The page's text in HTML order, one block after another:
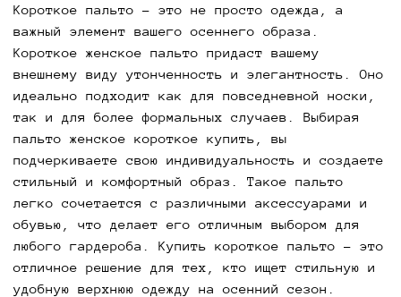
Короткое пальто – это не просто одежда, а
важный элемент вашего осеннего образа.
Короткое женское пальто придаст вашему
внешнему виду утонченность и элегантность. Оно
идеально подходит как для повседневной носки,
так и для более формальных случаев. Выбирая
пальто женское короткое купить, вы
подчеркиваете свою индивидуальность и создаете
стильный и комфортный образ. Такое пальто
легко сочетается с различными аксессуарами и
обувью, что делает его отличным выбором для
любого гардероба. Купить короткое пальто – это
отличное решение для тех, кто ищет стильную и
удобную верхнюю одежду на осенний сезон.